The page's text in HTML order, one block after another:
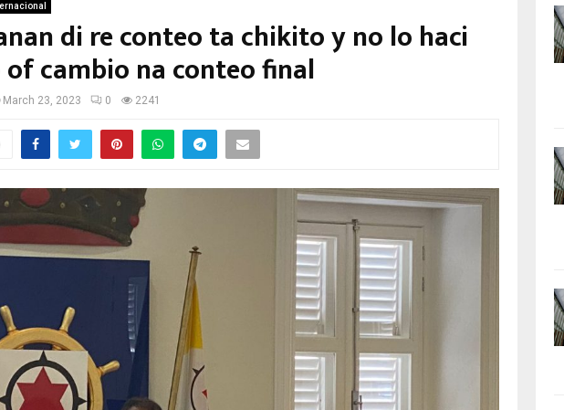
di re conteo ta chikito y no lo haci
cambio na conteo final
March 23, 2023 0 2241